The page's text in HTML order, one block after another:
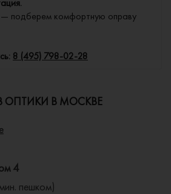
подберем комфортную оправу
8 (495) 798-02-28
ОПТИКИ В МОСКВЕ
4
пешком)